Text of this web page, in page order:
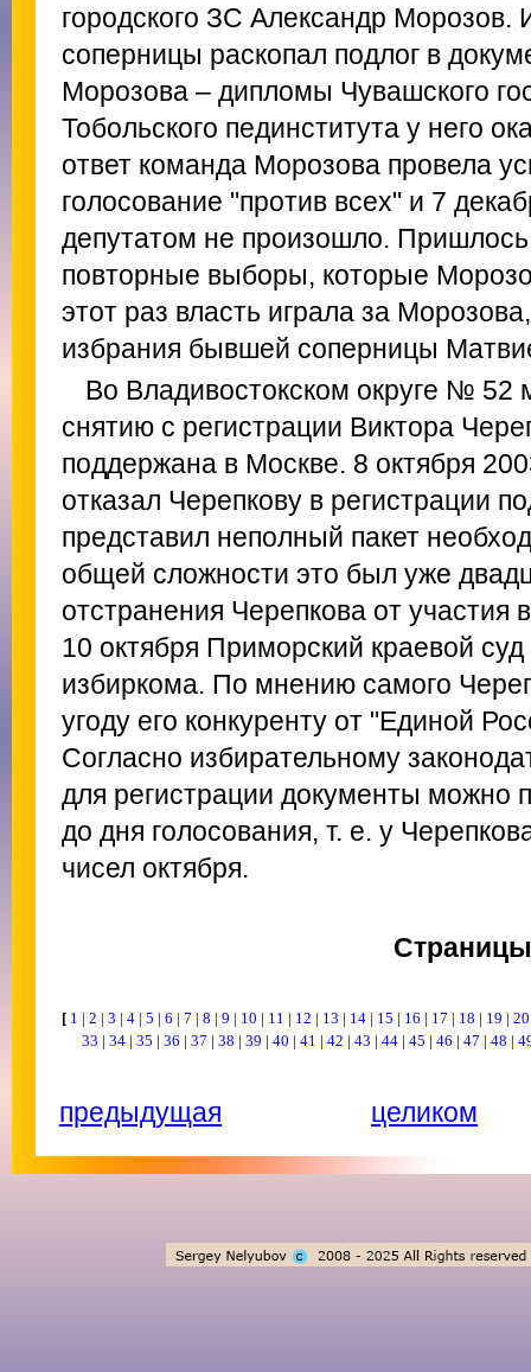
городского ЗС Александр Морозов.
соперницы раскопал подлог в
Морозова – дипломы Чувашского
Тобольского пединститута у него
ответ команда Морозова провела
голосование "против всех" и 7
депутатом не произошло. Пришлось
повторные выборы, которые
этот раз власть играла за
избрания бывшей соперницы
Во Владивостокском округе № 52
снятию с регистрации Виктора
поддержана в Москве. 8 октября
отказал Черепкову в регистрации
представил неполный пакет
общей сложности это был уже
отстранения Черепкова от участия
10 октября Приморский краевой
избиркома. По мнению самого
угоду его конкуренту от "Единой
Согласно избирательному
для регистрации документы можно
до дня голосования, т. е. у
чисел октября.
Страницы
[ 1 | 2 | 3 | 4 | 5 | 6 | 7 | 8 | 9 | 10 | 11 | 12 | 13 | 14 | 15 | 16 | 17 | 18 | 19 |
33 | 34 | 35 | 36 | 37 | 38 | 39 | 40 | 41 | 42 | 43 | 44 | 45 | 46 | 47 | 48 |
предыдущая целиком